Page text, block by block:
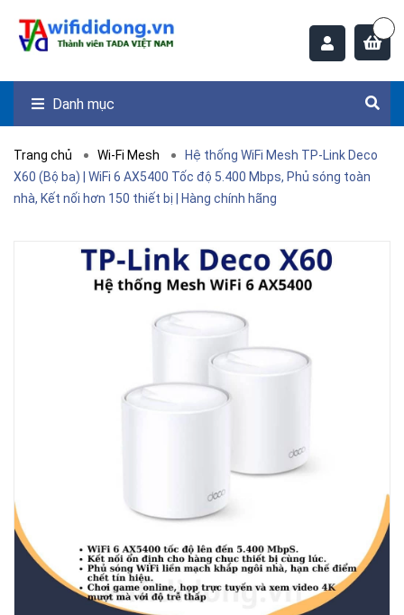
Danh mục
Trang chủ Wi-Fi Mesh
Hệ thống WiFi Mesh TP-Link Deco
X60 (Bộ ba) | WiFi 6 AX5400 Tốc độ 5.400 Mbps, Phủ sóng toàn
nhà, Kết nối hơn 150 thiết bị | Hàng chính hãng